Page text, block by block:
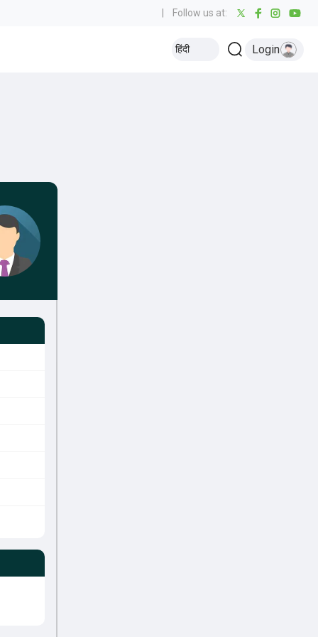
Follow us at:
हिंदी Login